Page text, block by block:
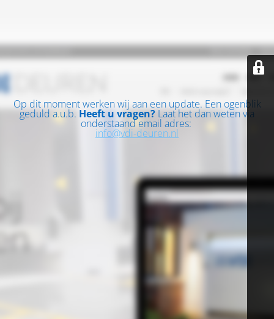
Op dit moment werken wij aan een update. Een ogenblik
geduld a.u.b. Heeft u vragen? Laat het dan weten via
onderstaand email adres:
info@vdi-deuren.nl